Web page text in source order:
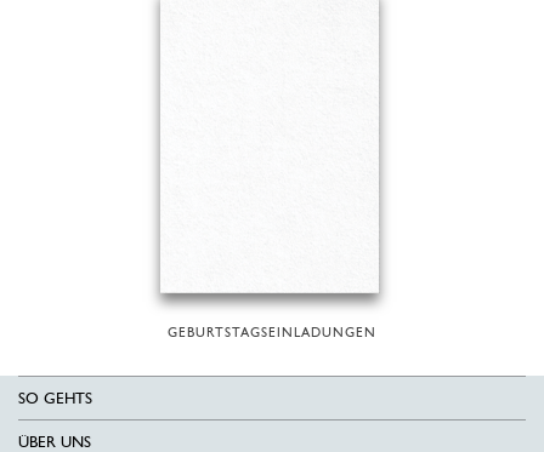
GEBURTSTAGSEINLADUNGEN
SO GEHTS
ÜBER UNS